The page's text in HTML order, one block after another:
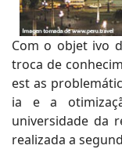
Com o objet ivo
troca de
est as
ia e a
universidade da
realizada a